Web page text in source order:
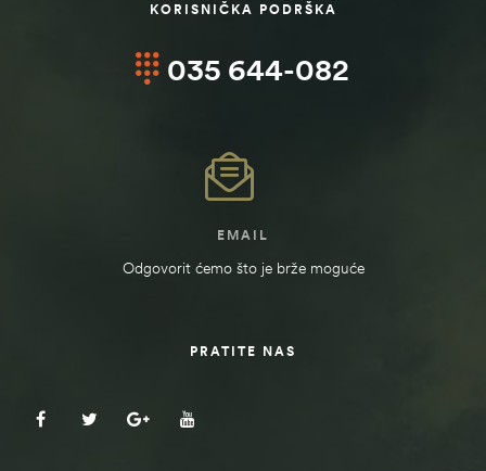
KORISNIČKA PODRŠKA
035 644-082
EMAIL
Odgovorit ćemo što je brže moguće
PRATITE NAS